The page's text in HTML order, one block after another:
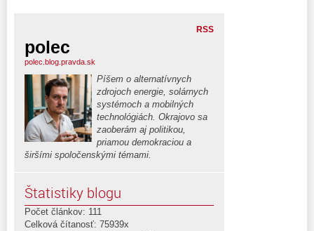
RSS
polec
polec.blog.pravda.sk
Píšem o alternatívnych
zdrojoch energie, solárnych
systémoch a mobilných
technológiách. Okrajovo sa
zaoberám aj politikou,
priamou demokraciou a
širšími spoločenskými témami.
Štatistiky blogu
Počet článkov: 111
Celková čítanosť: 75939x